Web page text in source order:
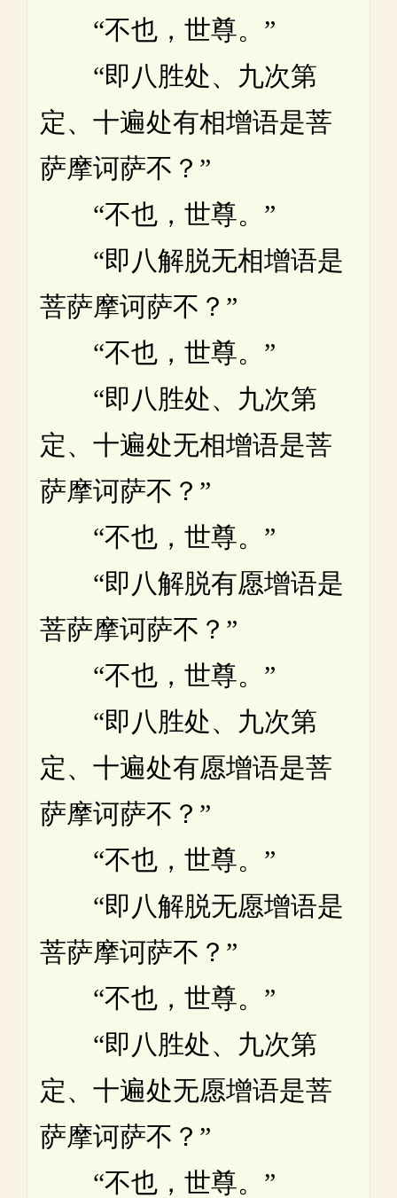
“不也，世尊。”
“即八胜处、九次第
定、十遍处有相增语是菩
萨摩诃萨不？”
“不也，世尊。”
“即八解脱无相增语是
菩萨摩诃萨不？”
“不也，世尊。”
“即八胜处、九次第
定、十遍处无相增语是菩
萨摩诃萨不？”
“不也，世尊。”
“即八解脱有愿增语是
菩萨摩诃萨不？”
“不也，世尊。”
“即八胜处、九次第
定、十遍处有愿增语是菩
萨摩诃萨不？”
“不也，世尊。”
“即八解脱无愿增语是
菩萨摩诃萨不？”
“不也，世尊。”
“即八胜处、九次第
定、十遍处无愿增语是菩
萨摩诃萨不？”
“不也，世尊。”